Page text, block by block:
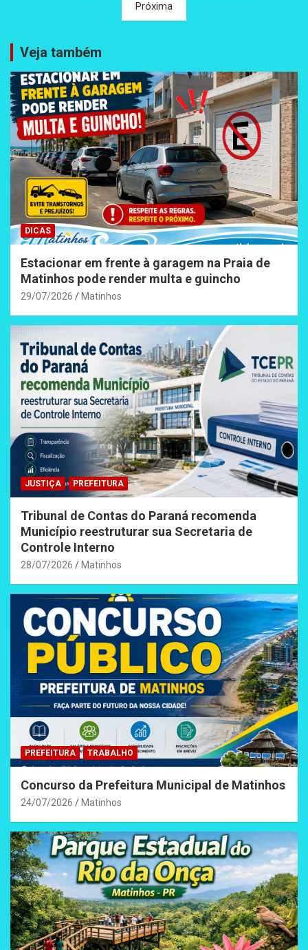
Próxima
Veja também
DICAS
Estacionar em frente à garagem na Praia de
Matinhos pode render multa e guincho
29/07/2026 Matinhos
JUSTIÇA PREFEITURA
Tribunal de Contas do Paraná recomenda
Município reestruturar sua Secretaria de
Controle Interno
28/07/2026 Matinhos
PREFEITURA TRABALHO
Concurso da Prefeitura Municipal de Matinhos
24/07/2026 Matinhos